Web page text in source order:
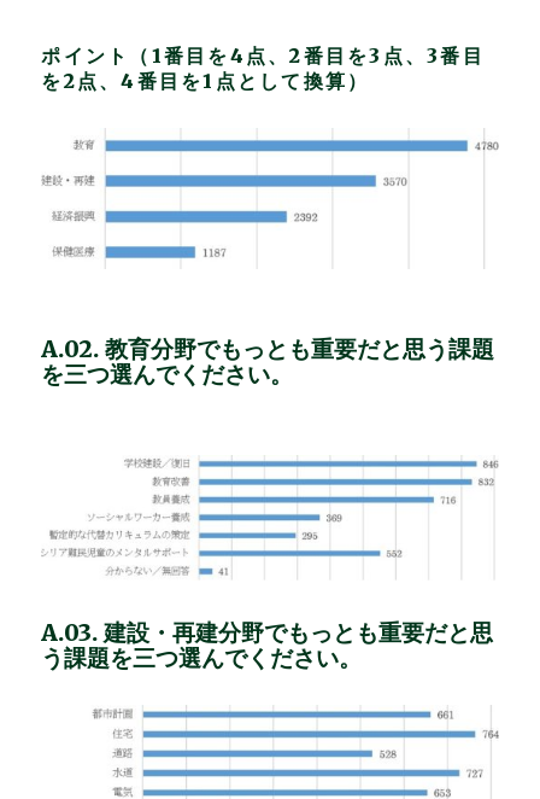
ポイント（1番目を4点、2番目を3点、3番目
を2点、4番目を1点として換算）
A.02. 教育分野でもっとも重要だと思う課題
を三つ選んでください。
A.03. 建設・再建分野でもっとも重要だと思
う課題を三つ選んでください。